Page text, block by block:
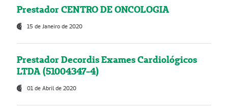
Prestador CENTRO DE ONCOLOGIA
15 de Janeiro de 2020
Prestador Decordis Exames Cardiológicos
LTDA (51004347-4)
01 de Abril de 2020